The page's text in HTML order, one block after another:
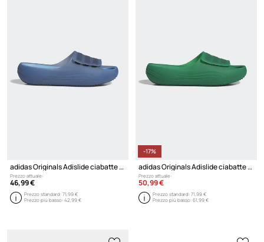
adidas Originals Adislide ciabatte slide
Prezzo attuale:
46,99 €
Prezzo standard:71,99 €
Prezzo più basso:42,99 €
-17%
adidas Originals Adislide ciabatte slide
Prezzo attuale:
50,99 €
Prezzo standard:71,99 €
Prezzo più basso:61,99 €